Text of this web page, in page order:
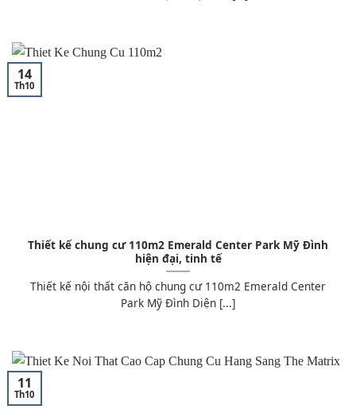
Thiết kế chung cư 110m2 Emerald Center Park Mỹ Đình
hiện đại, tinh tế
Thiết kế nội thất căn hộ chung cư 110m2 Emerald Center
Park Mỹ Đình Diện [...]
14
Th10
11
Th10